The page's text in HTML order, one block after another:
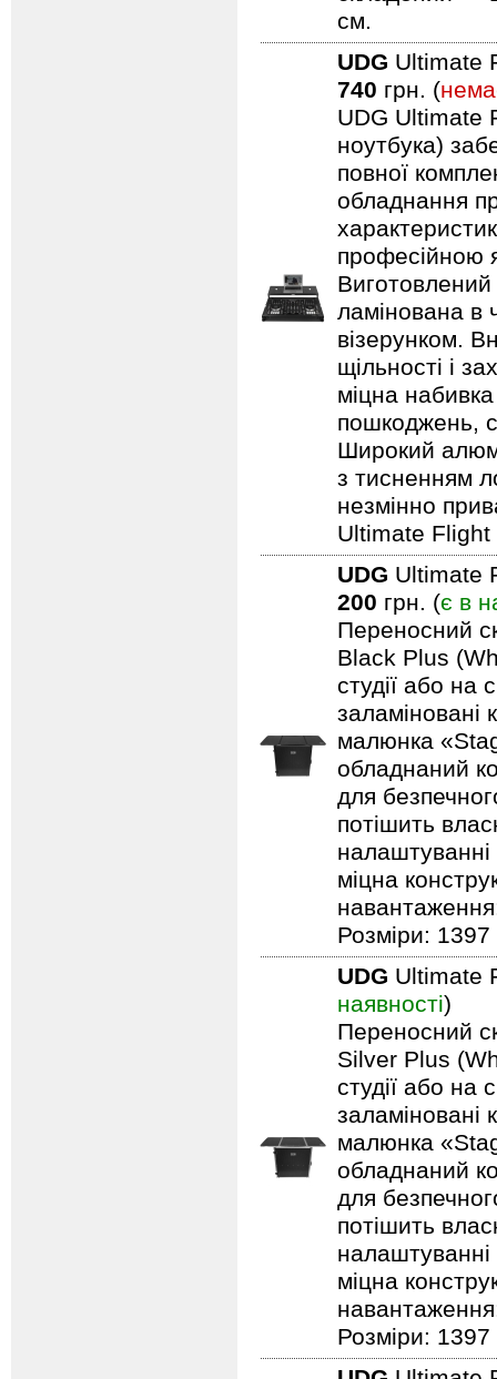
см.
UDG Ultimate
740 грн. (
UDG Ultimate
ноутбука)
повної
обладнання
професійною
ламінована в
візерунком.
щільності і
міцна
пошкоджень,
Широкий
з тисненням
незмінно
Ultimate
UDG Ultimate
200 грн. (є в
Переносний
Black Plus
студії або на
заламіновані
малюнка
обладнаний
для
потішить
міцна
Розміри:
UDG Ultimate
наявності)
Переносний
Silver Plus
студії або на
заламіновані
малюнка
обладнаний
для
потішить
міцна
Розміри: